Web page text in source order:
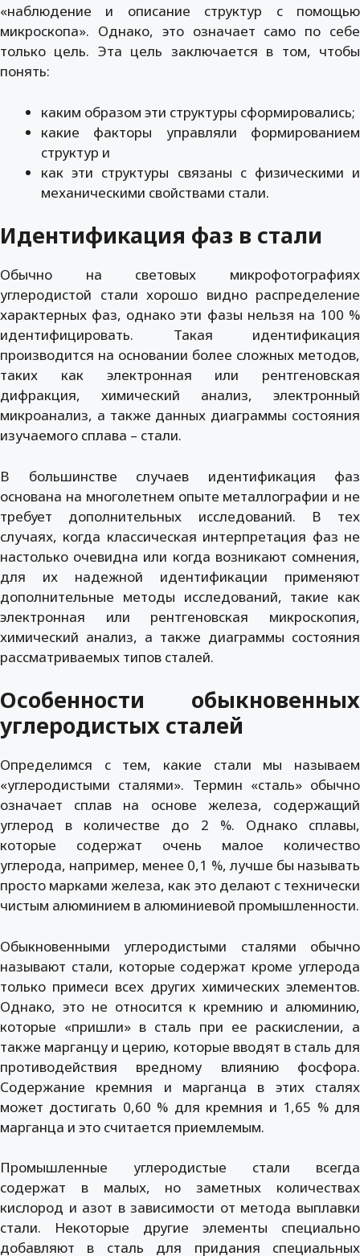
«наблюдение и описание структур с помощью
микроскопа». Однако, это означает само по себе
только цель. Эта цель заключается в том, чтобы
понять:
каким образом эти структуры сформировались;
какие факторы управляли формированием
структур и
как эти структуры связаны с физическими и
механическими свойствами стали.
Идентификация фаз в стали
Обычно на световых микрофотографиях
углеродистой стали хорошо видно распределение
характерных фаз, однако эти фазы нельзя на 100 %
идентифицировать. Такая идентификация
производится на основании более сложных методов,
таких как электронная или рентгеновская
дифракция, химический анализ, электронный
микроанализ, а также данных диаграммы состояния
изучаемого сплава – стали.
В большинстве случаев идентификация фаз
основана на многолетнем опыте металлографии и не
требует дополнительных исследований. В тех
случаях, когда классическая интерпретация фаз не
настолько очевидна или когда возникают сомнения,
для их надежной идентификации применяют
дополнительные методы исследований, такие как
электронная или рентгеновская микроскопия,
химический анализ, а также диаграммы состояния
рассматриваемых типов сталей.
Особенности обыкновенных
углеродистых сталей
Определимся с тем, какие стали мы называем
«углеродистыми сталями». Термин «сталь» обычно
означает сплав на основе железа, содержащий
углерод в количестве до 2 %. Однако сплавы,
которые содержат очень малое количество
углерода, например, менее 0,1 %, лучше бы называть
просто марками железа, как это делают с технически
чистым алюминием в алюминиевой промышленности.
Обыкновенными углеродистыми сталями обычно
называют стали, которые содержат кроме углерода
только примеси всех других химических элементов.
Однако, это не относится к кремнию и алюминию,
которые «пришли» в сталь при ее раскислении, а
также марганцу и церию, которые вводят в сталь для
противодействия вредному влиянию фосфора.
Содержание кремния и марганца в этих сталях
может достигать 0,60 % для кремния и 1,65 % для
марганца и это считается приемлемым.
Промышленные углеродистые стали всегда
содержат в малых, но заметных количествах
кислород и азот в зависимости от метода выплавки
стали. Некоторые другие элементы специально
добавляют в сталь для придания специальных